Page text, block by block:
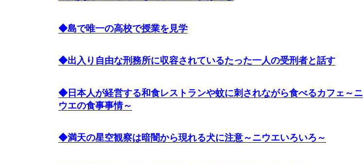
◆島で唯一の高校で授業を見学
◆出入り自由な刑務所に収容されているたった一人の受刑者と話す
◆日本人が経営する和食レストランや蚊に刺されながら食べるカフェ～ニ
ウエの食事事情～
◆満天の星空観察は暗闇から現れる犬に注意～ニウエいろいろ～